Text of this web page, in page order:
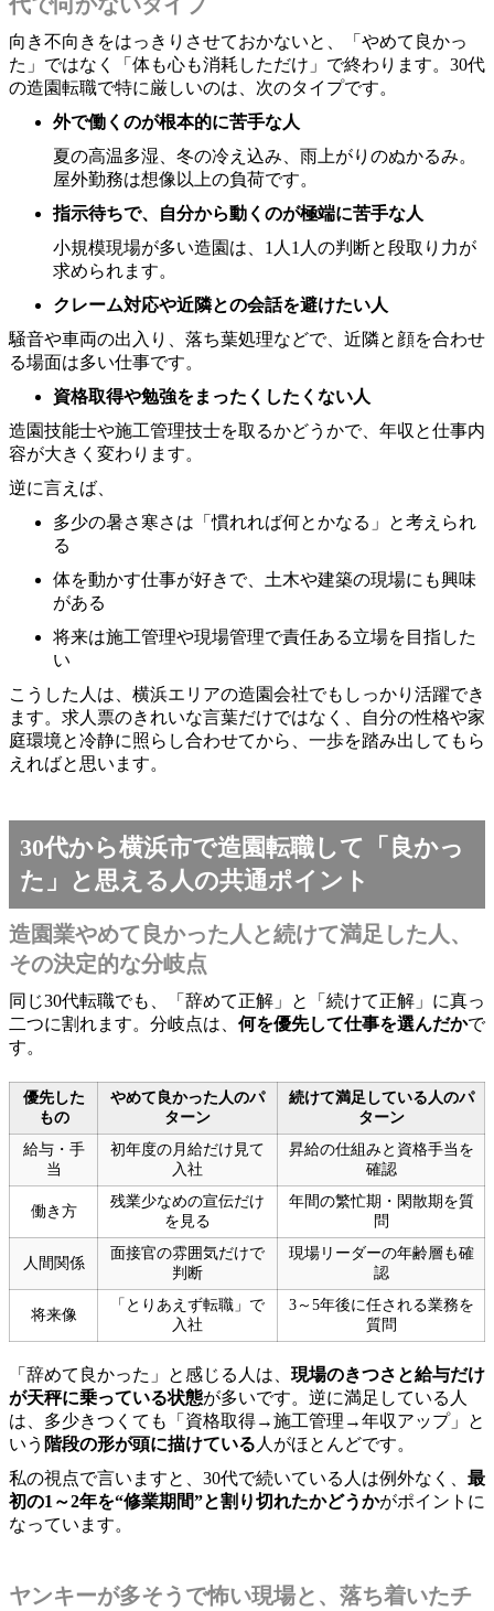
向き不向きをはっきりさせておかないと、「やめて良かっ
た」ではなく「体も心も消耗しただけ」で終わります。30代
の造園転職で特に厳しいのは、次のタイプです。
外で働くのが根本的に苦手な人
夏の高温多湿、冬の冷え込み、雨上がりのぬかるみ。
屋外勤務は想像以上の負荷です。
指示待ちで、自分から動くのが極端に苦手な人
小規模現場が多い造園は、1人1人の判断と段取り力が
求められます。
クレーム対応や近隣との会話を避けたい人
騒音や車両の出入り、落ち葉処理などで、近隣と顔を合わせ
る場面は多い仕事です。
資格取得や勉強をまったくしたくない人
造園技能士や施工管理技士を取るかどうかで、年収と仕事内
容が大きく変わります。
逆に言えば、
多少の暑さ寒さは「慣れれば何とかなる」と考えられ
る
体を動かす仕事が好きで、土木や建築の現場にも興味
がある
将来は施工管理や現場管理で責任ある立場を目指した
い
こうした人は、横浜エリアの造園会社でもしっかり活躍でき
ます。求人票のきれいな言葉だけではなく、自分の性格や家
庭環境と冷静に照らし合わせてから、一歩を踏み出してもら
えればと思います。
30代から横浜市で造園転職して「良かっ
た」と思える人の共通ポイント
造園業やめて良かった人と続けて満足した人、
その決定的な分岐点
同じ30代転職でも、「辞めて正解」と「続けて正解」に真っ
二つに割れます。分岐点は、 何を優先して仕事を選んだかで
す。
優先した
もの
やめて良かった人のパ
ターン
続けて満足している人のパ
ターン
給与・手
当
初年度の月給だけ見て
入社
昇給の仕組みと資格手当を
確認
働き方
残業少なめの宣伝だけ
を見る
年間の繁忙期・閑散期を質
問
人間関係
面接官の雰囲気だけで
判断
現場リーダーの年齢層も確
認
将来像
「とりあえず転職」で
入社
3～5年後に任される業務を
質問
「辞めて良かった」と感じる人は、 現場のきつさと給与だけ
が天秤に乗っている状態が多いです。逆に満足している人
は、多少きつくても「資格取得→施工管理→年収アップ」と
いう 階段の形が頭に描けている 人がほとんどです。
私の視点で言いますと、30代で続いている人は例外なく、 最
初の1～2年を“修業期間”と割り切れたかどうかがポイントに
なっています。
ヤンキーが多そうで怖い現場と、落ち着いたチ